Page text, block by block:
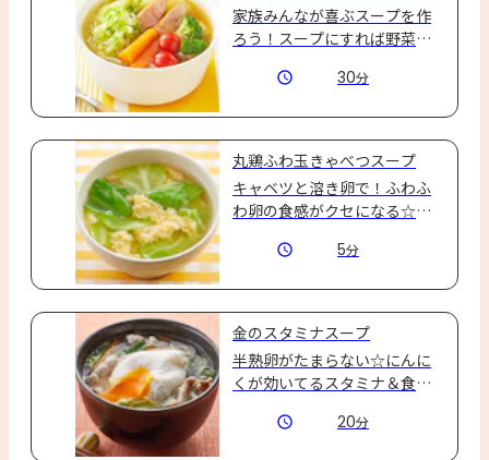
家族みんなが喜ぶスープを作
ろう！スープにすれば野菜を
る！その名も「スープ野菜」
30分
丸鶏ふわ玉きゃべつスープ
キャベツと溶き卵で！ふわふ
わ卵の食感がクセになる☆
単スープ♪
5分
金のスタミナスープ
半熟卵がたまらない☆にんに
くが効いてるスタミナ＆食欲
20分